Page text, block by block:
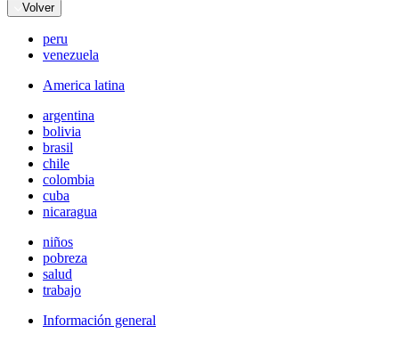
Volver
peru
venezuela
America latina
argentina
bolivia
brasil
chile
colombia
cuba
nicaragua
niños
pobreza
salud
trabajo
Información general